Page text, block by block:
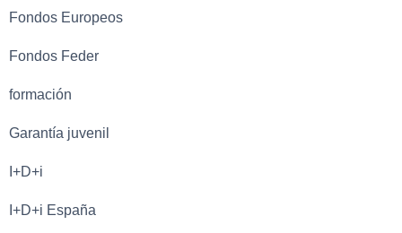
Fondos Europeos
Fondos Feder
formación
Garantía juvenil
I+D+i
I+D+i España